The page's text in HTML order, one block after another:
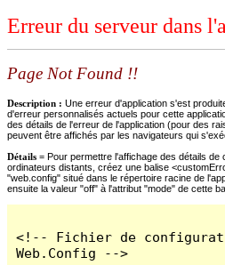
Erreur du serveur dans
Page Not Found !!
Description : Une erreur d'application s'est
d'erreur personnalisés actuels pour cette
des détails de l'erreur de l'application (pour des
peuvent être affichés par les navigateurs qui
Détails = Pour permettre l'affichage des détails
ordinateurs distants, créez une balise
"web.config" situé dans le répertoire racine de
ensuite la valeur "off" à l'attribut "mode" de cette
<!-- Fichier de
Web.Config -->